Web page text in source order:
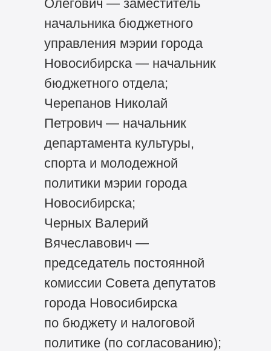
Олегович — заместитель
начальника бюджетного
управления мэрии города
Новосибирска — начальник
бюджетного отдела;
Черепанов Николай
Петрович — начальник
департамента культуры,
спорта и молодежной
политики мэрии города
Новосибирска;
Черных Валерий
Вячеславович —
председатель постоянной
комиссии Совета депутатов
города Новосибирска
по бюджету и налоговой
политике (по согласованию);